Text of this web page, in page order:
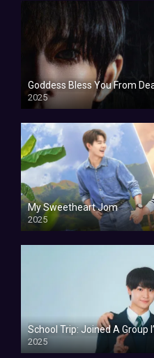
Goddess Bless You From
2025
My Sweetheart Jom
2025
School Trip: Joined A Group
2025